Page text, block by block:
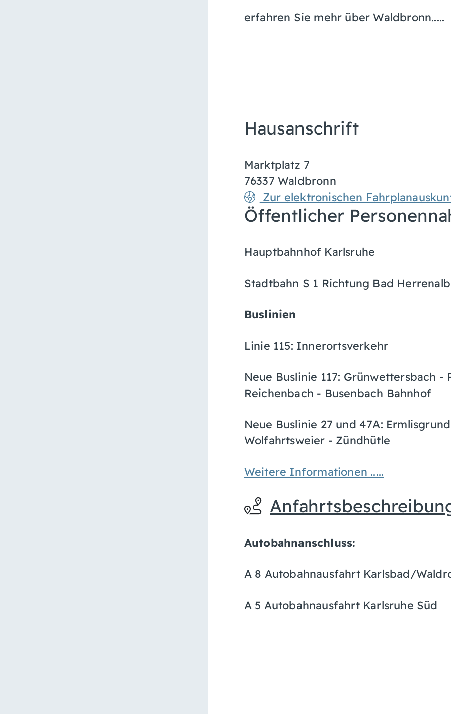
erfahren Sie mehr über Waldbronn.....
Hausanschrift
Marktplatz 7
76337 Waldbronn
Zur elektronischen
Öffentlicher
Hauptbahnhof Karlsruhe
Stadtbahn S 1 Richtung Bad
Buslinien
Linie 115: Innerortsverkehr
Neue Buslinie 117: Grünwettersbach
Reichenbach - Busenbach Bahnhof
Neue Buslinie 27 und 47A:
Wolfahrtsweier - Zündhütle
Weitere Informationen .....
Autobahnanschluss:
A 8 Autobahnausfahrt Karlsbad/
A 5 Autobahnausfahrt Karlsruhe Süd